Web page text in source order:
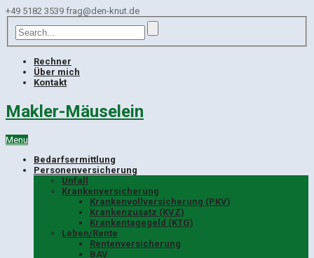
+49 5182 3539 frag@den-knut.de
Rechner
Über mich
Kontakt
Makler-Mäuselein
Menu
Bedarfsermittlung
Personenversicherung
Unfall
Krankenversicherung
Krankenvollversicherung (PKV)
Krankenzusatz (KVZ)
Krankentagegeld (KTG)
Leben/Rente
Rentenversicherung
BAV